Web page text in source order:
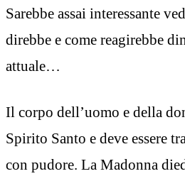
Sarebbe assai interessante
direbbe e come reagirebbe
attuale…
Il corpo dell’uomo e della
Spirito Santo e deve essere
con pudore. La Madonna